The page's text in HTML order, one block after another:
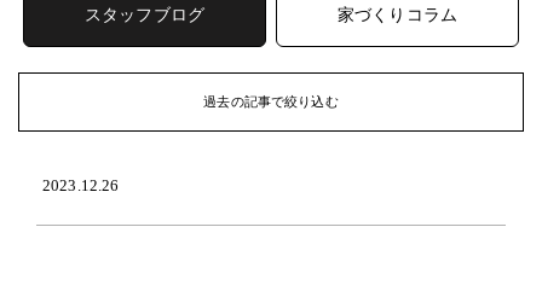
スタッフブログ 家づくりコラム
過去の記事で絞り込む
ARCHIVE
2023.12.26